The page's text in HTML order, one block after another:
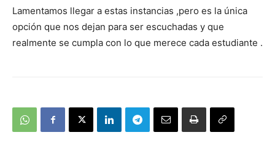
Lamentamos llegar a estas instancias ,pero es la única
opción que nos dejan para ser escuchadas y que
realmente se cumpla con lo que merece cada estudiante .